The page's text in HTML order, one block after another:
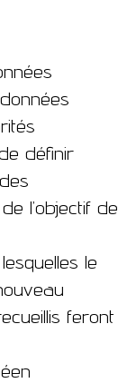
définir
l’objectif de
le
feront